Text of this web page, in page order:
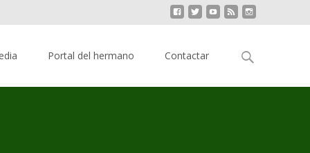
Portal del hermano Contactar Buscar: